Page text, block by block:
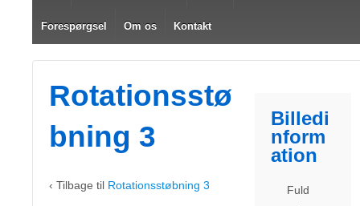
Forespørgsel Om os Kontakt
Rotationsstø
bning 3
‹ Tilbage til Rotationsstøbning 3
Billedi
nform
ation
Fuld